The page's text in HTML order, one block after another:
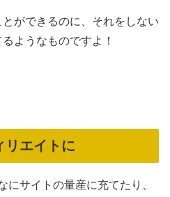
ができるのに、それをしない
ようなものですよ！
リエイトに
にサイトの量産に充てたり、